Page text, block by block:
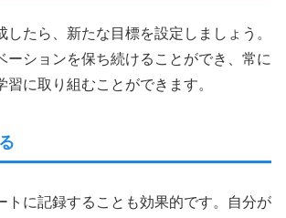
したら、新たな目標を設定しましょう。
ーションを保ち続けることができ、常に
習に取り組むことができます。
トに記録することも効果的です。自分が